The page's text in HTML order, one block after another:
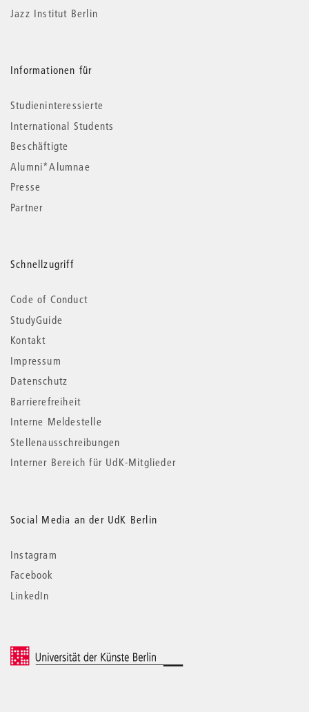
Jazz Institut Berlin
Informationen für
Studieninteressierte
International Students
Beschäftigte
Alumni*Alumnae
Presse
Partner
Schnellzugriff
Code of Conduct
StudyGuide
Kontakt
Impressum
Datenschutz
Barrierefreiheit
Interne Meldestelle
Stellenausschreibungen
Interner Bereich für UdK-Mitglieder
Social Media an der UdK Berlin
Instagram
Facebook
LinkedIn
© 2026 Universität der Künste Berlin